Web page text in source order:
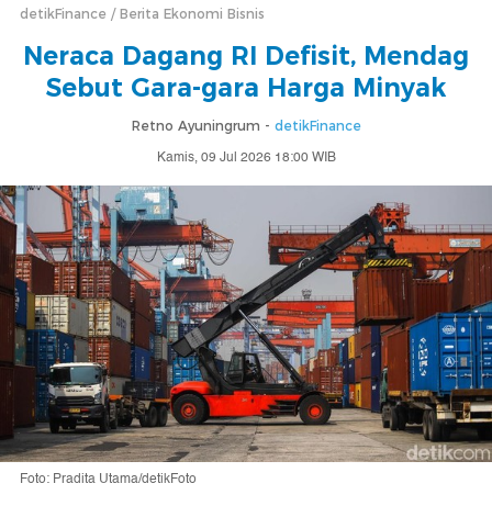
detikFinance Berita Ekonomi Bisnis
Neraca Dagang RI Defisit, Mendag
Sebut Gara-gara Harga Minyak
Retno Ayuningrum - detikFinance
Kamis, 09 Jul 2026 18:00 WIB
Foto: Pradita Utama/detikFoto